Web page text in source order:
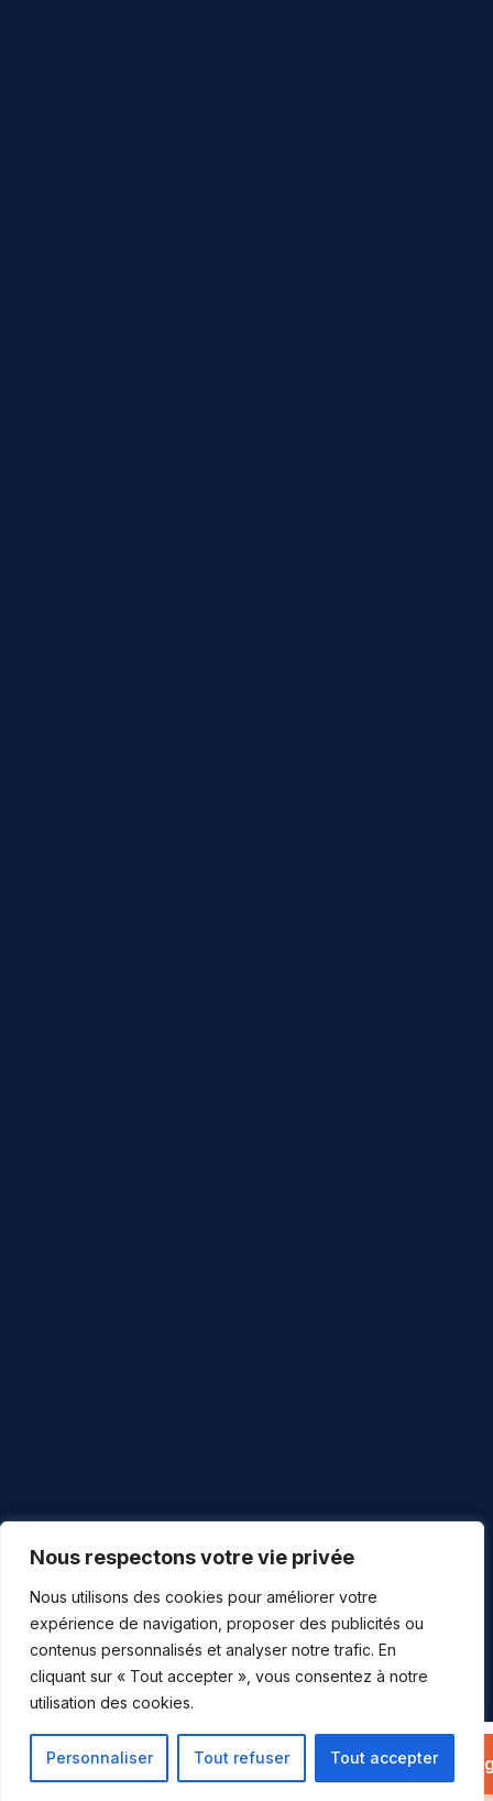
Nous respectons votre vie privée
Nous utilisons des cookies pour améliorer votre
expérience de navigation, proposer des publicités ou
contenus personnalisés et analyser notre trafic. En
cliquant sur « Tout accepter », vous consentez à notre
utilisation des cookies.
Personnaliser Tout refuser Tout accepter
Appeler Devis